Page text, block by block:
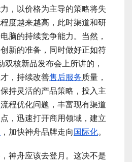
，以价格为主导的策略将失
度越来越高，此时渠道和研
脑的持续竞争能力。当然，
新的准备，同时做好正如符
双核新品发布会上所讲的，
，持续改善售后服务质量，
持灵活的产品策略，投入主
流程优化问题，丰富现有渠道
，迅速打开商用领域，建立
，加快神舟品牌走向 国际化。
舟应该去登月。这决不是